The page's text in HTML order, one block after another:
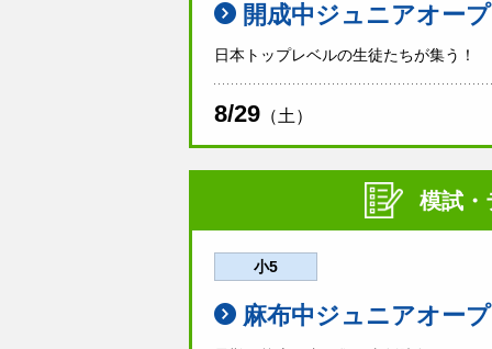
開成中ジュニアオー
日本トップレベルの生徒たちが集う！
8/29 （土）
模試・
小5
麻布中ジュニアオー